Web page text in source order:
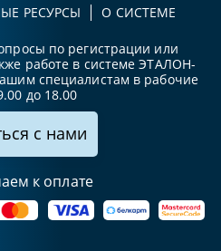
РЕСУРСЫ
О СИСТЕМЕ
по регистрации или
работе в системе ЭТАЛОН-
специалистам в рабочие
до 18.00
с нами
к оплате